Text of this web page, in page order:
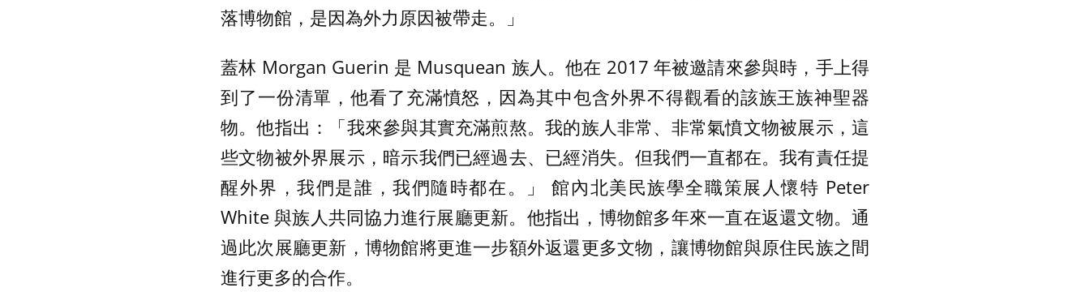
落博物館，是因為外力原因被帶走。」
蓋林 Morgan Guerin 是 Musquean 族人。他在 2017 年被邀請來參與時，手上得
到了一份清單，他看了充滿憤怒，因為其中包含外界不得觀看的該族王族神聖器
物。他指出：「我來參與其實充滿煎熬。我的族人非常、非常氣憤文物被展示，這
些文物被外界展示，暗示我們已經過去、已經消失。但我們一直都在。我有責任提
醒外界，我們是誰，我們隨時都在。」 館內北美民族學全職策展人懷特 Peter
White 與族人共同協力進行展廳更新。他指出，博物館多年來一直在返還文物。通
過此次展廳更新，博物館將更進一步額外返還更多文物，讓博物館與原住民族之間
進行更多的合作。